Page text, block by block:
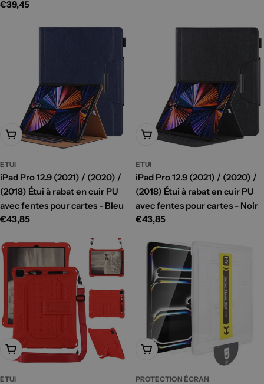
Prix
€39,45
Ajouter Au Panier
ETUI
iPad Pro 12.9 (2021) / (2020) /
(2018) Étui à rabat en cuir PU
avec fentes pour cartes - Bleu
Prix
€43,85
Ajouter Au Panier
ETUI
iPad Pro 12.9 (2021) / (2020) /
(2018) Étui à rabat en cuir PU
avec fentes pour cartes - Noir
Prix
€43,85
Ajouter Au Panier
ETUI
Ajouter Au Panier
PROTECTION ÉCRAN